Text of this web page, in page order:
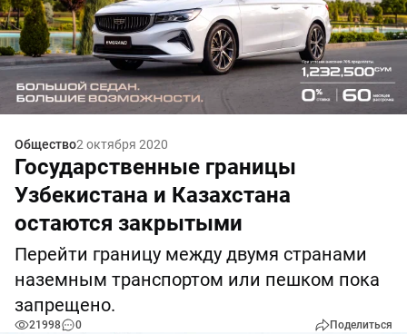
Общество2 октября 2020
Государственные границы
Узбекистана и Казахстана
остаются закрытыми
Перейти границу между двумя странами
наземным транспортом или пешком пока
запрещено.
21998 0 Поделиться